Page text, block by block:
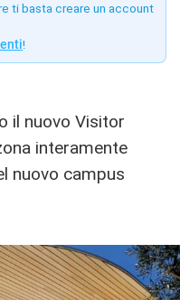
ti basta creare un account
!
il nuovo Visitor
interamente
nuovo campus